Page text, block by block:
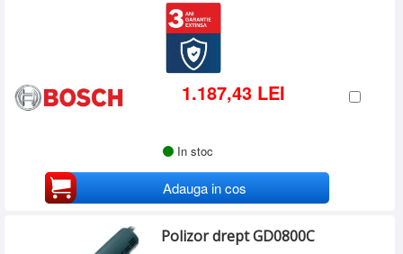
1.187,43 LEI
In stoc
Adauga in cos
Polizor drept GD0800C